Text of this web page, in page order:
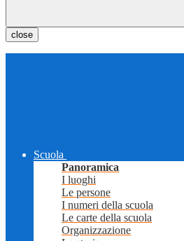
close
Scuola
Panoramica
I luoghi
Le persone
I numeri della scuola
Le carte della scuola
Organizzazione